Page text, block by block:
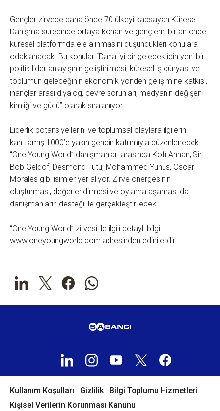
Gençler zirvede daha önce 70 ülkeyi kapsayan Küresel
Danışma sürecinde ortaya konan ve gençlerin bir an önce
küresel platformda ele alınmasını düşündükleri konulara
odaklanacak. Bu konular “Daha iyi bir gelecek için yeni bir
politik lider anlayışının geliştirilmesi, küresel iş dünyası ve
toplumun geleceğinin ekonomik yönden gelişimine katkısı,
inançlar arası diyalog, çevre sorunları, medyanın değişen
kimliği ve gücü” olarak sıralanıyor.
Liderlik potansiyellerini ve toplumsal olaylara ilgilerini
kanıtlamış 1000’e yakın gencin katılımıyla düzenlenecek
“One Young World” danışmanları arasında Kofi Annan, Sir
Bob Geldof, Desmond Tutu, Mohammed Yunus, Oscar
Morales gibi isimler yer alıyor. Zirve önergesinin
oluşturması, değerlendirmesi ve oylama aşaması da
danışmanların desteği ile gerçekleştirilecek.
“One Young World” zirvesi ile ilgili detaylı bilgi
www.oneyoungworld.com adresinden edinilebilir.
Kullanım Koşulları Gizlilik
Bilgi Toplumu Hizmetleri
Kişisel Verilerin Korunması Kanunu